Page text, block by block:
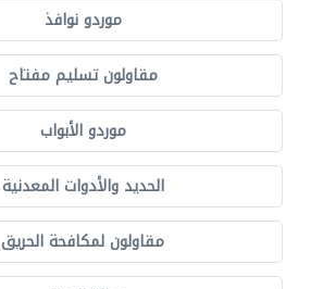
موردو نوافذ
مقاولون تسليم مفتاح
موردو الأبواب
الحديد والأدوات المعدنية
مقاولون لمكافحة الحريق